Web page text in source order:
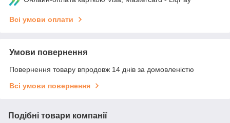
Всі умови оплати
Умови повернення
Повернення товару впродовж 14 днів за домовленістю
Всі умови повернення
Подібні товари компанії